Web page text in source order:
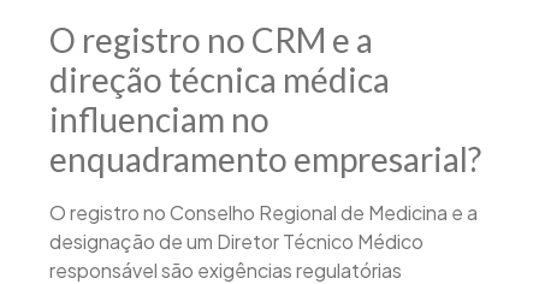
O registro no CRM e a
direção técnica médica
influenciam no
enquadramento empresarial?
O registro no Conselho Regional de Medicina e a
designação de um Diretor Técnico Médico
responsável são exigências regulatórias